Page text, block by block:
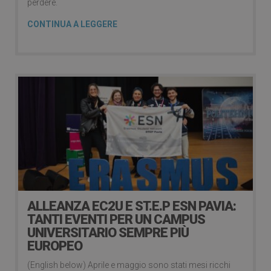
perdere.
CONTINUA A LEGGERE
ALLEANZA EC2U E ST.E.P ESN PAVIA:
TANTI EVENTI PER UN CAMPUS
UNIVERSITARIO SEMPRE PIÙ
EUROPEO
(English below) Aprile e maggio sono stati mesi ricchi